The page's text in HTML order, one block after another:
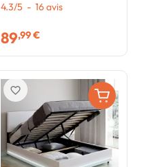
commode semainier
4.3/5 - 16avis
89,99 €
favorite_border